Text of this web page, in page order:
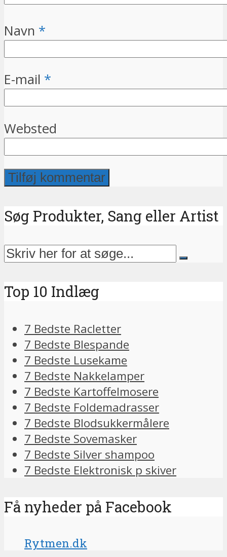
Navn *
E-mail *
Websted
Søg Produkter, Sang eller Artist
Top 10 Indlæg
7 Bedste Racletter
7 Bedste Blespande
7 Bedste Lusekame
7 Bedste Nakkelamper
7 Bedste Kartoffelmosere
7 Bedste Foldemadrasser
7 Bedste Blodsukkermålere
7 Bedste Sovemasker
7 Bedste Silver shampoo
7 Bedste Elektronisk p skiver
Få nyheder på Facebook
Rytmen.dk